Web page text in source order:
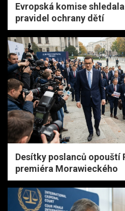
Evropská komise
pravidel ochrany dětí
Desítky poslanců opouští
premiéra Morawieckého